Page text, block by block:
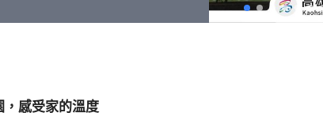
，感受家的溫度